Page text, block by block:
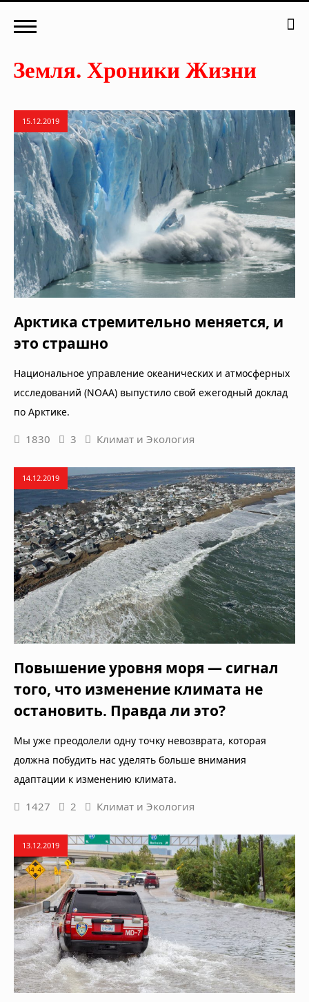
15.12.2019
Арктика стремительно меняется, и
это страшно
Национальное управление океанических и атмосферных
исследований (NOAA) выпустило свой ежегодный доклад
по Арктике.
1830 3 Климат и Экология
14.12.2019
Повышение уровня моря — сигнал
того, что изменение климата не
остановить. Правда ли это?
Мы уже преодолели одну точку невозврата, которая
должна побудить нас уделять больше внимания
адаптации к изменению климата.
1427 2 Климат и Экология
13.12.2019